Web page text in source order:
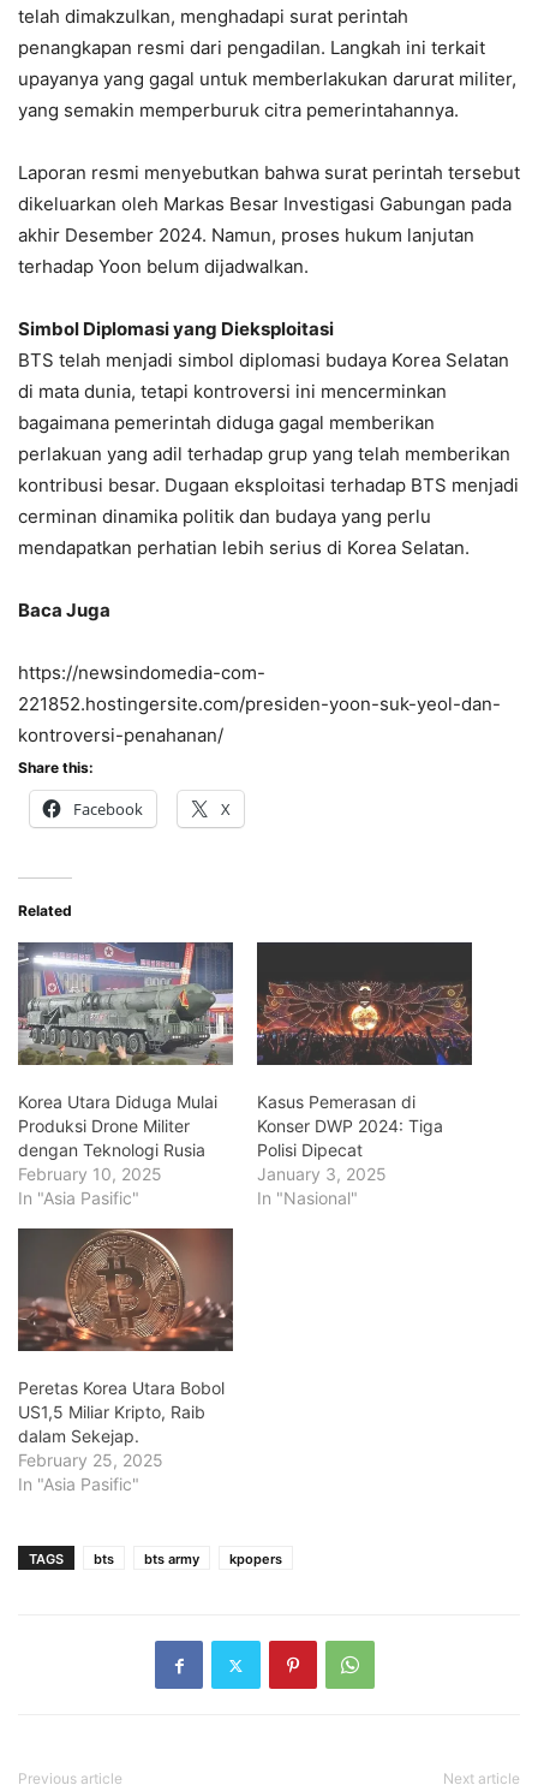
telah dimakzulkan, menghadapi surat perintah
penangkapan resmi dari pengadilan. Langkah ini terkait
upayanya yang gagal untuk memberlakukan darurat militer,
yang semakin memperburuk citra pemerintahannya.
Laporan resmi menyebutkan bahwa surat perintah tersebut
dikeluarkan oleh Markas Besar Investigasi Gabungan pada
akhir Desember 2024. Namun, proses hukum lanjutan
terhadap Yoon belum dijadwalkan.
Simbol Diplomasi yang Dieksploitasi
BTS telah menjadi simbol diplomasi budaya Korea Selatan
di mata dunia, tetapi kontroversi ini mencerminkan
bagaimana pemerintah diduga gagal memberikan
perlakuan yang adil terhadap grup yang telah memberikan
kontribusi besar. Dugaan eksploitasi terhadap BTS menjadi
cerminan dinamika politik dan budaya yang perlu
mendapatkan perhatian lebih serius di Korea Selatan.
Baca Juga
https://newsindomedia-com-
221852.hostingersite.com/presiden-yoon-suk-yeol-dan-
kontroversi-penahanan/
Share this:
Facebook X
Related
Korea Utara Diduga Mulai
Produksi Drone Militer
dengan Teknologi Rusia
February 10, 2025
In "Asia Pasific"
Kasus Pemerasan di
Konser DWP 2024: Tiga
Polisi Dipecat
January 3, 2025
In "Nasional"
Peretas Korea Utara Bobol
US1,5 Miliar Kripto, Raib
dalam Sekejap.
February 25, 2025
In "Asia Pasific"
TAGS bts bts army kpopers
Previous article Next article